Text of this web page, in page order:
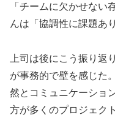
「チームに欠かせない
んは「協調性に課題あ
上司は後にこう振り返
が事務的で壁を感じた
然とコミュニケーショ
方が多くのプロジェク